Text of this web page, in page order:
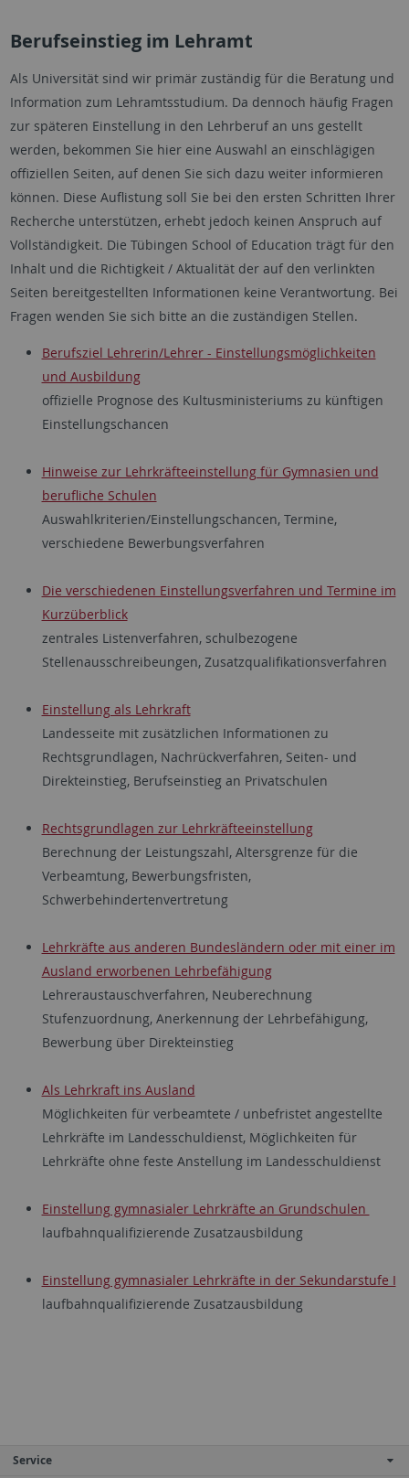
Berufseinstieg im Lehramt
Als Universität sind wir primär zuständig für die Beratung und
Information zum Lehramtsstudium. Da dennoch häufig Fragen
zur späteren Einstellung in den Lehrberuf an uns gestellt
werden, bekommen Sie hier eine Auswahl an einschlägigen
offiziellen Seiten, auf denen Sie sich dazu weiter informieren
können. Diese Auflistung soll Sie bei den ersten Schritten Ihrer
Recherche unterstützen, erhebt jedoch keinen Anspruch auf
Vollständigkeit. Die Tübingen School of Education trägt für den
Inhalt und die Richtigkeit / Aktualität der auf den verlinkten
Seiten bereitgestellten Informationen keine Verantwortung. Bei
Fragen wenden Sie sich bitte an die zuständigen Stellen.
Berufsziel Lehrerin/Lehrer - Einstellungsmöglichkeiten
und Ausbildung
offizielle Prognose des Kultusministeriums zu künftigen
Einstellungschancen
Hinweise zur Lehrkräfteeinstellung für Gymnasien und
berufliche Schulen
Auswahlkriterien/Einstellungschancen, Termine,
verschiedene Bewerbungsverfahren
Die verschiedenen Einstellungsverfahren und Termine im
Kurzüberblick
zentrales Listenverfahren, schulbezogene
Stellenausschreibeungen, Zusatzqualifikationsverfahren
Einstellung als Lehrkraft
Landesseite mit zusätzlichen Informationen zu
Rechtsgrundlagen, Nachrückverfahren, Seiten- und
Direkteinstieg, Berufseinstieg an Privatschulen
Rechtsgrundlagen zur Lehrkräfteeinstellung
Berechnung der Leistungszahl, Altersgrenze für die
Verbeamtung, Bewerbungsfristen,
Schwerbehindertenvertretung
Lehrkräfte aus anderen Bundesländern oder mit einer im
Ausland erworbenen Lehrbefähigung
Lehreraustauschverfahren, Neuberechnung
Stufenzuordnung, Anerkennung der Lehrbefähigung,
Bewerbung über Direkteinstieg
Als Lehrkraft ins Ausland
Möglichkeiten für verbeamtete / unbefristet angestellte
Lehrkräfte im Landesschuldienst, Möglichkeiten für
Lehrkräfte ohne feste Anstellung im Landesschuldienst
Einstellung gymnasialer Lehrkräfte an Grundschulen
laufbahnqualifizierende Zusatzausbildung
Einstellung gymnasialer Lehrkräfte in der Sekundarstufe I
laufbahnqualifizierende Zusatzausbildung
Service